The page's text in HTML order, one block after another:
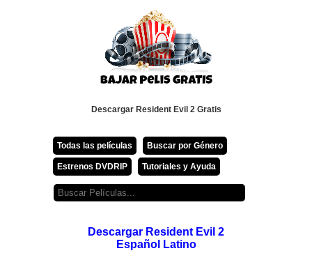
Descargar Resident Evil 2 Gratis
Todas las películas Buscar por Género
Estrenos DVDRIP Tutoriales y Ayuda
Descargar Resident Evil 2
Español Latino